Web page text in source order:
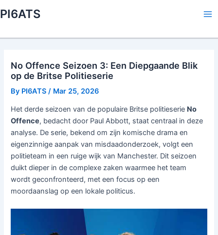
to
PI6ATS
No Offence Seizoen 3: Een Diepgaande Blik
op de Britse Politieserie
By PI6ATS / Mar 25, 2026
Het derde seizoen van de populaire Britse politieserie No
Offence, bedacht door Paul Abbott, staat centraal in deze
analyse. De serie, bekend om zijn komische drama en
eigenzinnige aanpak van misdaadonderzoek, volgt een
politieteam in een ruige wijk van Manchester. Dit seizoen
duikt dieper in de complexe zaken waarmee het team
wordt geconfronteerd, met een focus op een
moordaanslag op een lokale politicus.